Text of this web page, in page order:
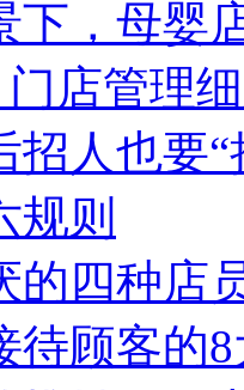
下，母婴
门店管理
招人也要“
规则
的四种店
待顾客的